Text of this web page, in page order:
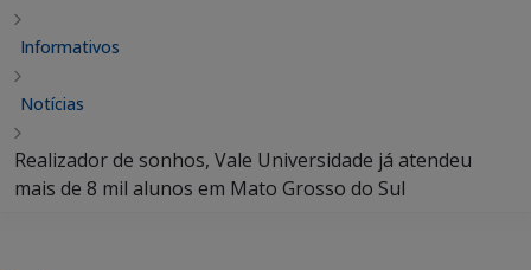
Informativos
Notícias
Realizador de sonhos, Vale Universidade já atendeu
mais de 8 mil alunos em Mato Grosso do Sul